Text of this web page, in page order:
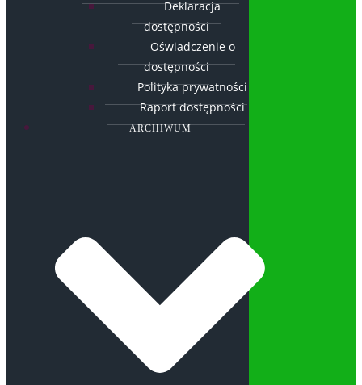
Deklaracja
dostępności
Oświadczenie o
dostępności
Polityka prywatności
Raport dostępności
ARCHIWUM